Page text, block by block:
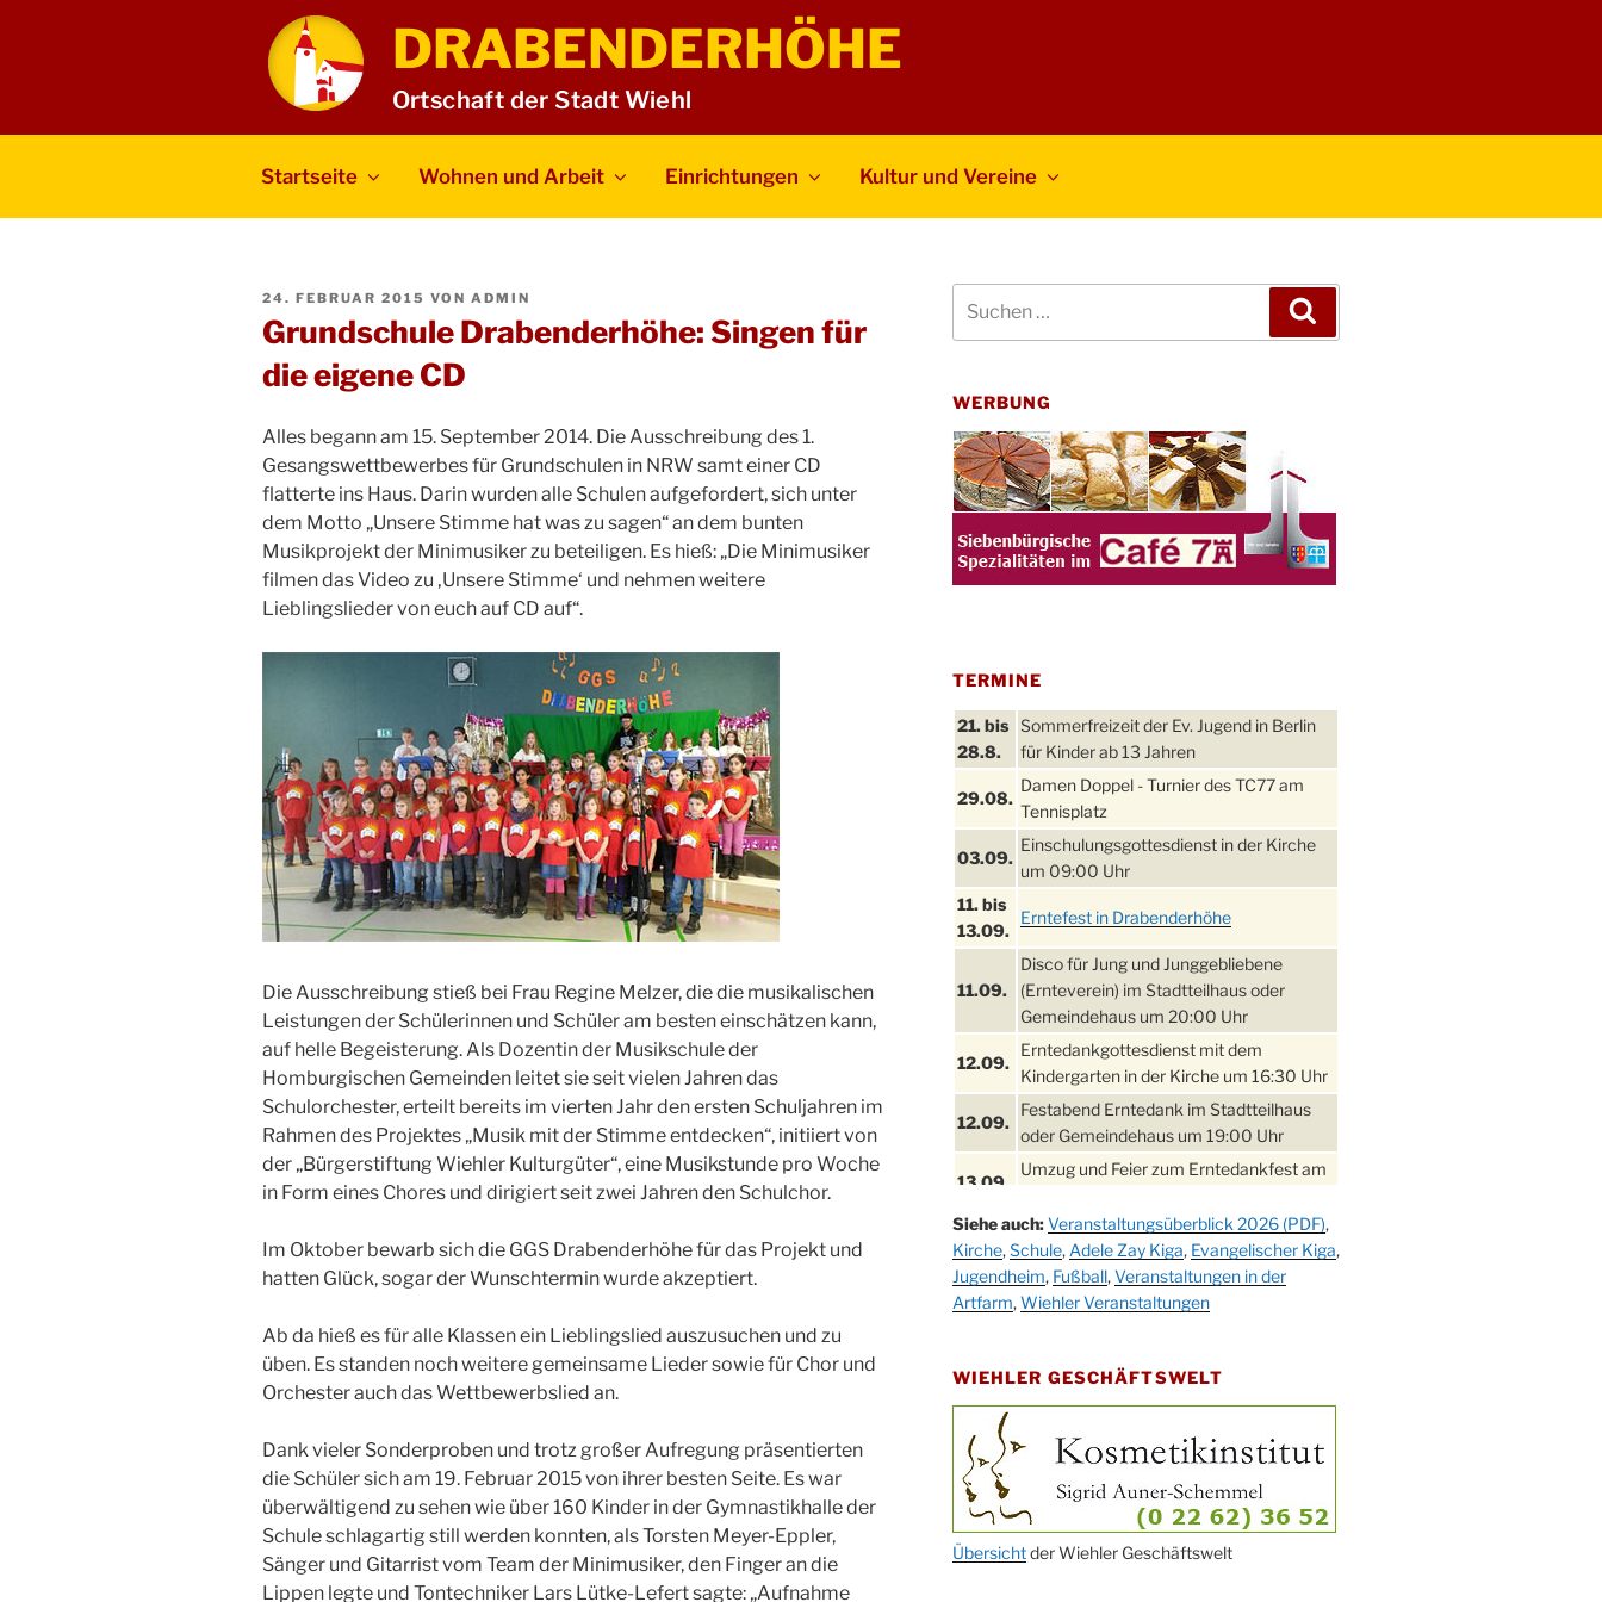
DRABENDERHÖHE
Ortschaft der Stadt Wiehl
Startseite Wohnen und Arbeit Einrichtungen Kultur und Vereine
VERÖFFENTLICHT
24. FEBRUAR 2015 VON ADMIN
Grundschule Drabenderhöhe: Singen für
die eigene CD
Alles begann am 15. September 2014. Die Ausschreibung des 1.
Gesangswettbewerbes für Grundschulen in NRW samt einer CD
flatterte ins Haus. Darin wurden alle Schulen aufgefordert, sich unter
dem Motto „Unsere Stimme hat was zu sagen“ an dem bunten
Musikprojekt der Minimusiker zu beteiligen. Es hieß: „Die Minimusiker
filmen das Video zu ‚Unsere Stimme‘ und nehmen weitere
Lieblingslieder von euch auf CD auf“.
Die Ausschreibung stieß bei Frau Regine Melzer, die die musikalischen
Leistungen der Schülerinnen und Schüler am besten einschätzen kann,
auf helle Begeisterung. Als Dozentin der Musikschule der
Homburgischen Gemeinden leitet sie seit vielen Jahren das
Schulorchester, erteilt bereits im vierten Jahr den ersten Schuljahren im
Rahmen des Projektes „Musik mit der Stimme entdecken“, initiiert von
der „Bürgerstiftung Wiehler Kulturgüter“, eine Musikstunde pro Woche
in Form eines Chores und dirigiert seit zwei Jahren den Schulchor.
Im Oktober bewarb sich die GGS Drabenderhöhe für das Projekt und
hatten Glück, sogar der Wunschtermin wurde akzeptiert.
Ab da hieß es für alle Klassen ein Lieblingslied auszusuchen und zu
üben. Es standen noch weitere gemeinsame Lieder sowie für Chor und
Orchester auch das Wettbewerbslied an.
Dank vieler Sonderproben und trotz großer Aufregung präsentierten
die Schüler sich am 19. Februar 2015 von ihrer besten Seite. Es war
überwältigend zu sehen wie über 160 Kinder in der Gymnastikhalle der
Schule schlagartig still werden konnten, als Torsten Meyer-Eppler,
Sänger und Gitarrist vom Team der Minimusiker, den Finger an die
Lippen legte und Tontechniker Lars Lütke-Lefert sagte: „Aufnahme
nach:
WERBUNG
TERMINE
21. bis
28.8.
Sommerfreizeit der Ev. Jugend in Berlin
für Kinder ab 13 Jahren
29.08.
Damen Doppel - Turnier des TC77 am
Tennisplatz
03.09.
Einschulungsgottesdienst in der Kirche
um 09:00 Uhr
11. bis
13.09.
Erntefest in Drabenderhöhe
11.09.
Disco für Jung und Junggebliebene
(Ernteverein) im Stadtteilhaus oder
Gemeindehaus um 20:00 Uhr
12.09.
Erntedankgottesdienst mit dem
Kindergarten in der Kirche um 16:30 Uhr
12.09.
Festabend Erntedank im Stadtteilhaus
oder Gemeindehaus um 19:00 Uhr
13.09.
Umzug und Feier zum Erntedankfest am
19.09.
Schlagerabend im Stadtteilhaus
Drabenderhöhe
25. u.
26.09.
Oktoberfest im Cafe XXS
10-12 Uhr
09.10.
Afterwork-Andacht um 18:00 Uhr in der
Kirche
10.10.
Sandmännchen-Gottesdienst in der
Kirche oder im Ev. Gemeindehaus um
18:00 Uhr
11.10.
Oktoberfest MGV im Stadtteilhaus um
Siehe auch: Veranstaltungsüberblick 2026 (PDF),
Kirche,Schule, Adele Zay Kiga, Evangelischer Kiga,
Jugendheim, Fußball,Veranstaltungen in der
Artfarm,Wiehler Veranstaltungen
WIEHLER GESCHÄFTSWELT
Übersichtder Wiehler Geschäftswelt